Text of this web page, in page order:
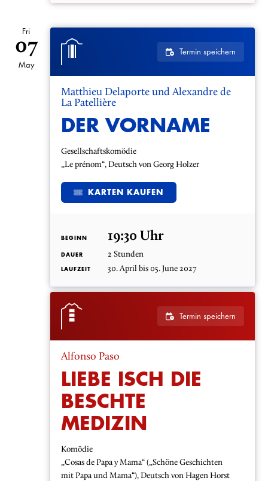
Fri
07
May
Termin speichern
Matthieu Delaporte und Alexandre de
La Patellière
DER VORNAME
Gesellschaftskomödie
„Le prénom“, Deutsch von Georg Holzer
KARTEN KAUFEN
BEGINN 19:30 Uhr
DAUER 2 Stunden
LAUFZEIT 30. April bis 05. June 2027
Termin speichern
Alfonso Paso
LIEBE ISCH DIE
BESCHTE
MEDIZIN
Komödie
„Cosas de Papa y Mama“ („Schöne Geschichten
mit Papa und Mama“), Deutsch von Hagen Horst